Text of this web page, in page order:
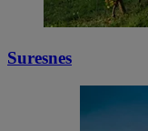
Suresnes